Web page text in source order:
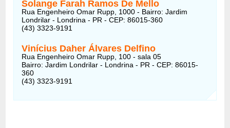
Solange Farah Ramos De Mello
Rua Engenheiro Omar Rupp, 1000 - Bairro: Jardim
Londrilar - Londrina - PR - CEP: 86015-360
(43) 3323-9191
Vinícius Daher Álvares Delfino
Rua Engenheiro Omar Rupp, 100 - sala 05
Bairro: Jardim Londrilar - Londrina - PR - CEP: 86015-
360
(43) 3323-9191